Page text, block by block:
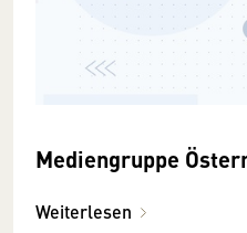
Mediengruppe
Weiterlesen